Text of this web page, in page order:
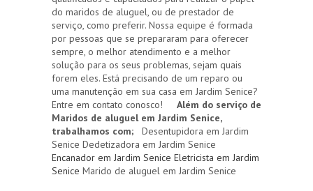
do maridos de aluguel, ou de prestador de
serviço, como preferir. Nossa equipe é formada
por pessoas que se prepararam para oferecer
sempre, o melhor atendimento e a melhor
solução para os seus problemas, sejam quais
forem eles. Está precisando de um reparo ou
uma manutenção em sua casa em Jardim Senice?
Entre em contato conosco! Além do serviço de
Maridos de aluguel em Jardim Senice,
trabalhamos com; Desentupidora em Jardim
Senice Dedetizadora em Jardim Senice
Encanador em Jardim Senice Eletricista em Jardim
Senice Marido de aluguel em Jardim Senice